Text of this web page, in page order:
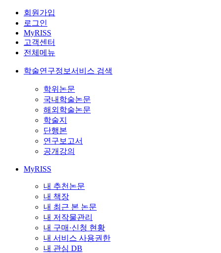
회원가입
로그인
MyRISS
고객센터
전체메뉴
학술연구정보서비스 검색
학위논문
국내학술논문
해외학술논문
학술지
단행본
연구보고서
공개강의
MyRISS
내 추천논문
내 책장
내 최근 본 논문
내 저작물관리
내 구매·신청 현황
내 서비스 사용권한
내 관심 DB